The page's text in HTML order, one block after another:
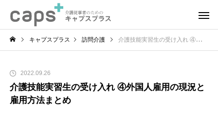
キャプスプラス 訪問介護 介護技能実習生の受け入れ ④外国人雇用の現況と雇用方法まとめ
2022.09.26
介護技能実習生の受け入れ ④外国人雇用の現況と
雇用方法まとめ